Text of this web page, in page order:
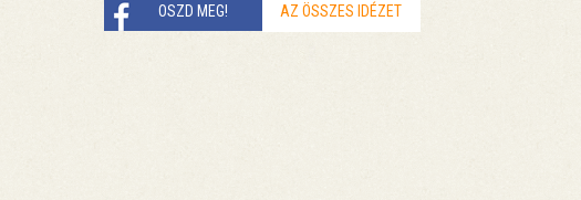
OSZD MEG! AZ ÖSSZES IDÉZET